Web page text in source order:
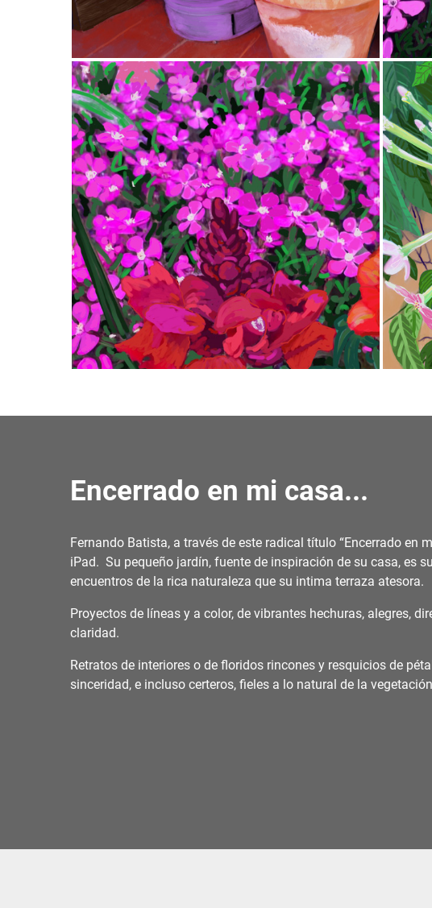
Encerrado en mi casa...
Fernando Batista, a través de este radical título “Encerrado
iPad. Su pequeño jardín, fuente de inspiración de su casa, es
encuentros de la rica naturaleza que su intima terraza atesora.
Proyectos de líneas y a color, de vibrantes hechuras, alegres,
claridad.
Retratos de interiores o de floridos rincones y resquicios de
sinceridad, e incluso certeros, fieles a lo natural de la